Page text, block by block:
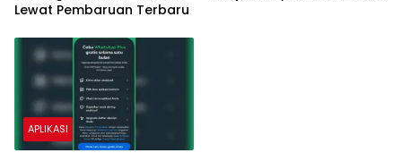
Lewat Pembaruan Terbaru
APLIKASI